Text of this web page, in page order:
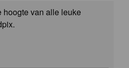
hoogte van alle leuke